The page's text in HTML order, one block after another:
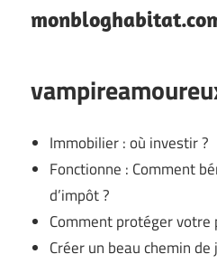
Immobilier : où investir ?
Fonctionne : Comment
d’impôt ?
Comment protéger votre
Créer un beau chemin de